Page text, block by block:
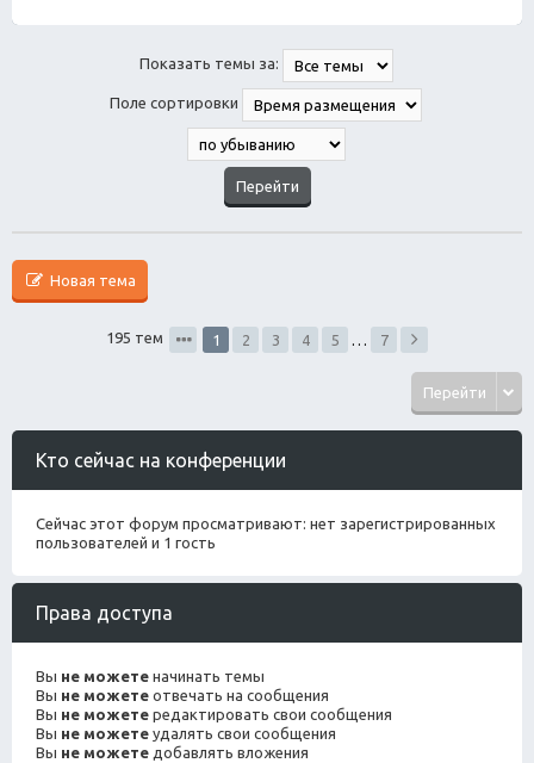
Показать темы за:
Поле сортировки
Новая тема
195 тем 1 2 3 4 5 7
Перейти
Кто сейчас на конференции
Сейчас этот форум просматривают: нет зарегистрированных
пользователей и 1 гость
Права доступа
Вы не можете начинать темы
Вы не можете отвечать на сообщения
Вы не можете редактировать свои сообщения
Вы не можете удалять свои сообщения
Вы не можете добавлять вложения